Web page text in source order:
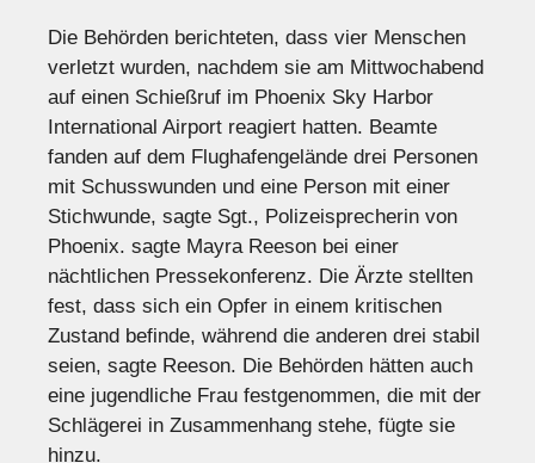
Die Behörden berichteten, dass vier Menschen
verletzt wurden, nachdem sie am Mittwochabend
auf einen Schießruf im Phoenix Sky Harbor
International Airport reagiert hatten. Beamte
fanden auf dem Flughafengelände drei Personen
mit Schusswunden und eine Person mit einer
Stichwunde, sagte Sgt., Polizeisprecherin von
Phoenix. sagte Mayra Reeson bei einer
nächtlichen Pressekonferenz. Die Ärzte stellten
fest, dass sich ein Opfer in einem kritischen
Zustand befinde, während die anderen drei stabil
seien, sagte Reeson. Die Behörden hätten auch
eine jugendliche Frau festgenommen, die mit der
Schlägerei in Zusammenhang stehe, fügte sie
hinzu.